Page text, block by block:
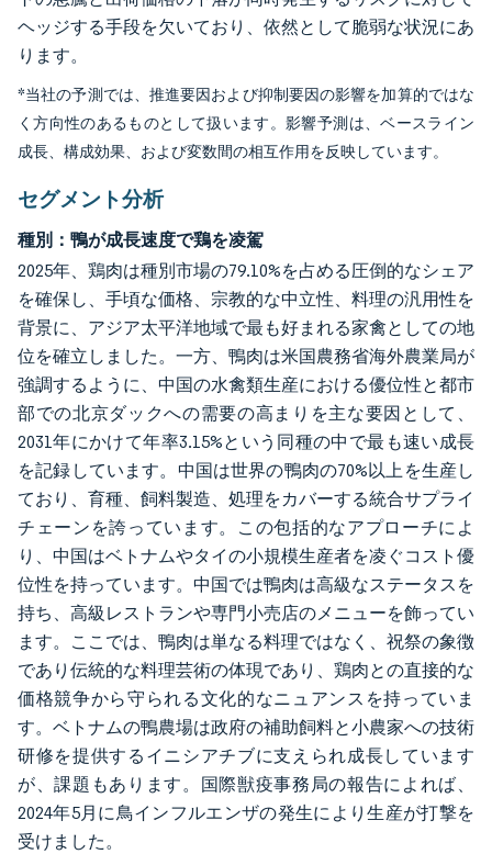
ヘッジする手段を欠いており、依然として脆弱な状況にあ
ります。
*当社の予測では、推進要因および抑制要因の影響を加算的ではな
く方向性のあるものとして扱います。影響予測は、ベースライン
成長、構成効果、および変数間の相互作用を反映しています。
セグメント分析
種別：鴨が成長速度で鶏を凌駕
2025年、鶏肉は種別市場の79.10%を占める圧倒的なシェア
を確保し、手頃な価格、宗教的な中立性、料理の汎用性を
背景に、アジア太平洋地域で最も好まれる家禽としての地
位を確立しました。一方、鴨肉は米国農務省海外農業局が
強調するように、中国の水禽類生産における優位性と都市
部での北京ダックへの需要の高まりを主な要因として、
2031年にかけて年率3.15%という同種の中で最も速い成長
を記録しています。中国は世界の鴨肉の70%以上を生産し
ており、育種、飼料製造、処理をカバーする統合サプライ
チェーンを誇っています。この包括的なアプローチによ
り、中国はベトナムやタイの小規模生産者を凌ぐコスト優
位性を持っています。中国では鴨肉は高級なステータスを
持ち、高級レストランや専門小売店のメニューを飾ってい
ます。ここでは、鴨肉は単なる料理ではなく、祝祭の象徴
であり伝統的な料理芸術の体現であり、鶏肉との直接的な
価格競争から守られる文化的なニュアンスを持っていま
す。ベトナムの鴨農場は政府の補助飼料と小農家への技術
研修を提供するイニシアチブに支えられ成長しています
が、課題もあります。国際獣疫事務局の報告によれば、
2024年5月に鳥インフルエンザの発生により生産が打撃を
受けました。